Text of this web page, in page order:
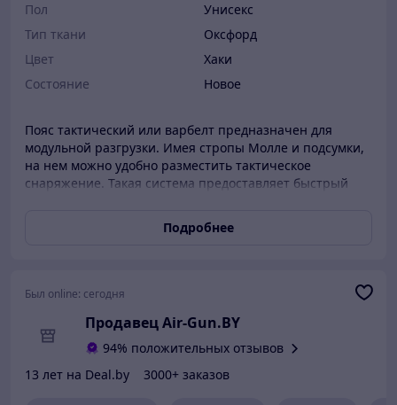
Пол
Унисекс
Тип ткани
Оксфорд
Цвет
Хаки
Состояние
Новое
Пояс тактический или варбелт предназначен для
модульной разгрузки. Имея стропы Молле и подсумки,
на нем можно удобно разместить тактическое
снаряжение. Такая система предоставляет быстрый
использоваться при прохождении допризывной
подготовки, игре в страйкбол, в походе, на охоте. Длина
аптечки, рации и другое жизненно необходимое
MOLLE, разработанная в военных целях,
предусматривает расположение на основе строп
образуются ячейки PALS, и такую же сетку из ячеек
Подробнее
Был online: сегодня
Продавец Air-Gun.BY
94% положительных отзывов
13 лет на Deal.by
3000+ заказов